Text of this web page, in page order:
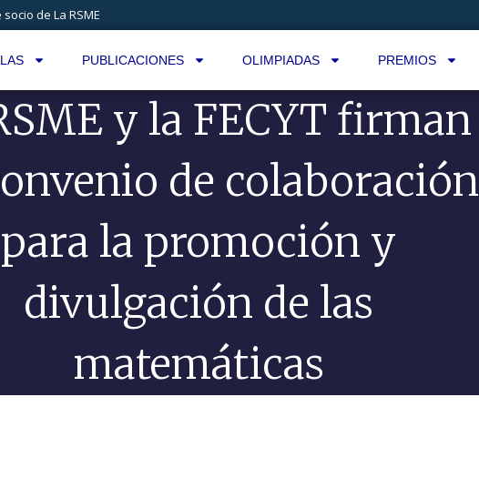
de La RSME
PUBLICACIONES OLIMPIADAS PREMIOS
y la FECYT firman
de colaboración
para la promoción y
divulgación de las
matemáticas